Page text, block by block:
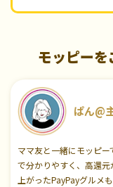
モッピー
ぱん@
ママ友と一緒にモッピ
で分かりやすく、高還
上がったPayPayグルメ